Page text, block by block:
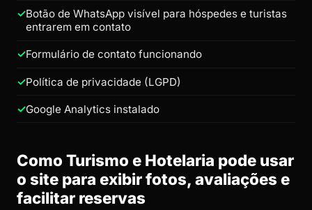
Botão de WhatsApp visível para hóspedes e turistas
entrarem em contato
Formulário de contato funcionando
Política de privacidade (LGPD)
Google Analytics instalado
Como Turismo e Hotelaria pode usar
o site para exibir fotos, avaliações e
facilitar reservas